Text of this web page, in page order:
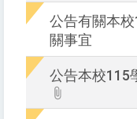
公告有關本
關事宜
公告本校115